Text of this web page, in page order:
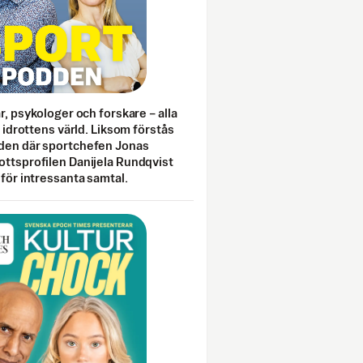
psykologer och forskare – alla
idrottens värld. Liksom förstås
där sportchefen Jonas
Danijela Rundqvist
intressanta samtal.